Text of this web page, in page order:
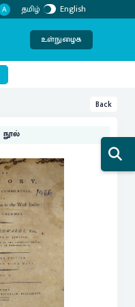
A தமிழ் English
உள்நுழைக
Back
நூல்